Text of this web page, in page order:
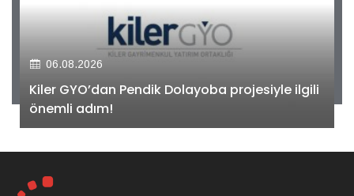
06.08.2026
Kiler GYO’dan Pendik Dolayoba projesiyle ilgili
önemli adım!